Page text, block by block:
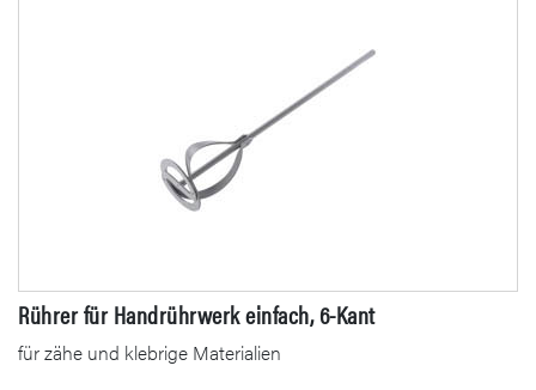
Rührer für Handrührwerk einfach, 6-Kant
für zähe und klebrige Materialien